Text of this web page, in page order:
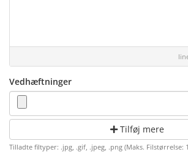
Vedhæftninger
Tilføj mere
Tilladte filtyper: .jpg, .gif, .jpeg, .png (Maks. Filstørrelse: